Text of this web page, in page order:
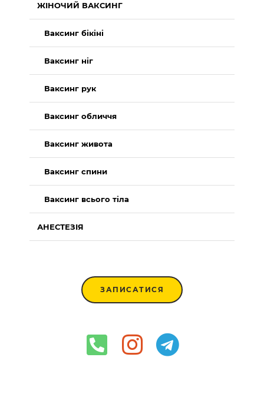
ЖІНОЧИЙ ВАКСИНГ
Ваксинг бікіні
Ваксинг ніг
Ваксинг рук
Ваксинг обличчя
Ваксинг живота
Ваксинг спини
Ваксинг всього тіла
АНЕСТЕЗІЯ
ЗАПИСАТИСЯ